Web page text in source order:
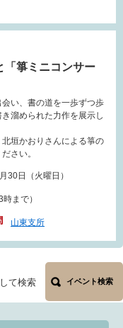
「箏ミニコンサー
い、書の道を一歩ずつ歩
溜められた力作を展示し
垣かおりさんによる箏の
さい。
30日（火曜日）
まで）
山東支所
て検索
イベント検索